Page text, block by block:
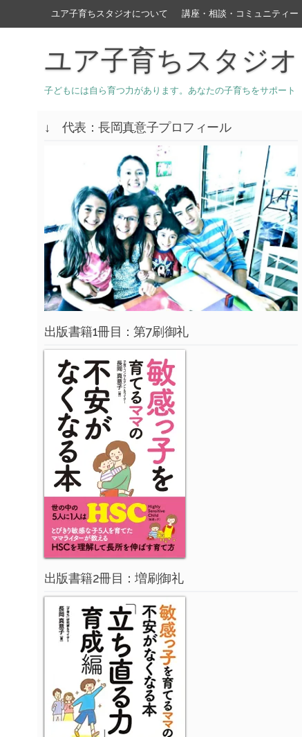
ユア子育ちスタジオについて 講座・相談・コミュニティー
ユア子育ちスタジオ
子どもには自ら育つ力があります。あなたの子育ちをサポート
↓ 代表：長岡真意子プロフィール
出版書籍1冊目：第7刷御礼
出版書籍2冊目：増刷御礼